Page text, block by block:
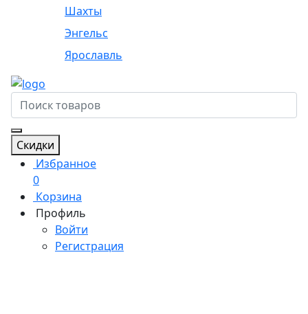
Шахты
Энгельс
Ярославль
Скидки
Избранное
0
Корзина
Профиль
Войти
Регистрация